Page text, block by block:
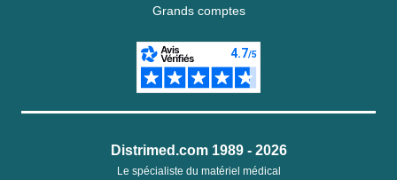
Grands comptes
Distrimed.com 1989 - 2026
Le spécialiste du matériel médical